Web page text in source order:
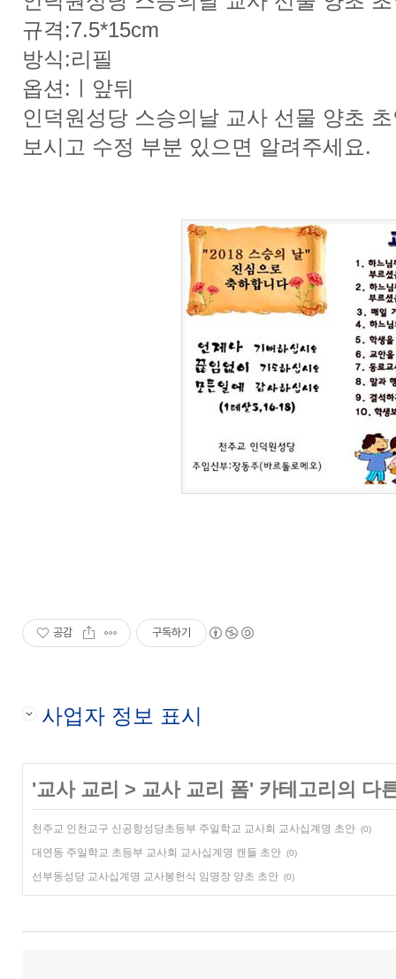
규격:7.5*15cm
방식:리필
옵션:ㅣ앞뒤
인덕원성당 스승의날 교사 선물 양초
보시고 수정 부분 있으면 알려주세요.
공감 구독하기
사업자 정보 표시
'교사 교리 > 교사 교리 폼' 카테고리의 다
천주교 인천교구 신공항성당초등부 주일학교 교사회 교사십계명 초안 (0)
대연동 주일학교 초등부 교사회 교사십계명 캔들 초안 (0)
선부동성당 교사십계명 교사봉헌식 임명장 양초 초안 (0)